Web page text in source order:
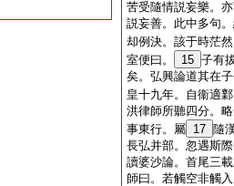
苦受隨情説妄樂。
説妄善。此中多句
却例決。該于時茫
室便曰。
15 子有
矣。弘興論道其在
皇十九年。自衞適
洪律師所聽四分。
事東行。屬 17 隨
長弘并部。忽遇斯
讀婆沙論。首尾三
師曰。若觸空非觸